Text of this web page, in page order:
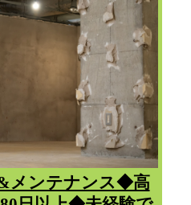
メンテナンス◆高